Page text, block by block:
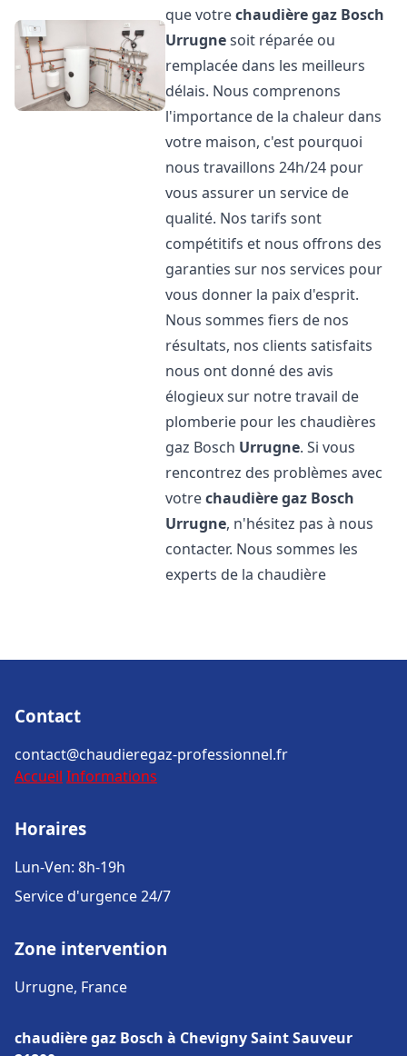
que votrechaudière gaz Bosch
Urrugnesoit réparée ou
remplacée dans les meilleurs
délais. Nous comprenons
l'importance de la chaleur dans
votre maison, c'est pourquoi
nous travaillons 24h/24 pour
vous assurer un service de
qualité. Nos tarifs sont
compétitifs et nous offrons des
garanties sur nos services pour
vous donner la paix d'esprit.
Nous sommes fiers de nos
résultats, nos clients satisfaits
nous ont donné des avis
élogieux sur notre travail de
plomberie pour les chaudières
gaz Bosch Urrugne. Si vous
rencontrez des problèmes avec
votrechaudière gaz Bosch
Urrugne, n'hésitez pas à nous
contacter. Nous sommes les
experts de la chaudière
Contact
contact@chaudieregaz-professionnel.fr
Accueil Informations
Horaires
Lun-Ven: 8h-19h
Service d'urgence 24/7
Zone intervention
Urrugne, France
chaudière gaz Bosch à Chevigny Saint Sauveur